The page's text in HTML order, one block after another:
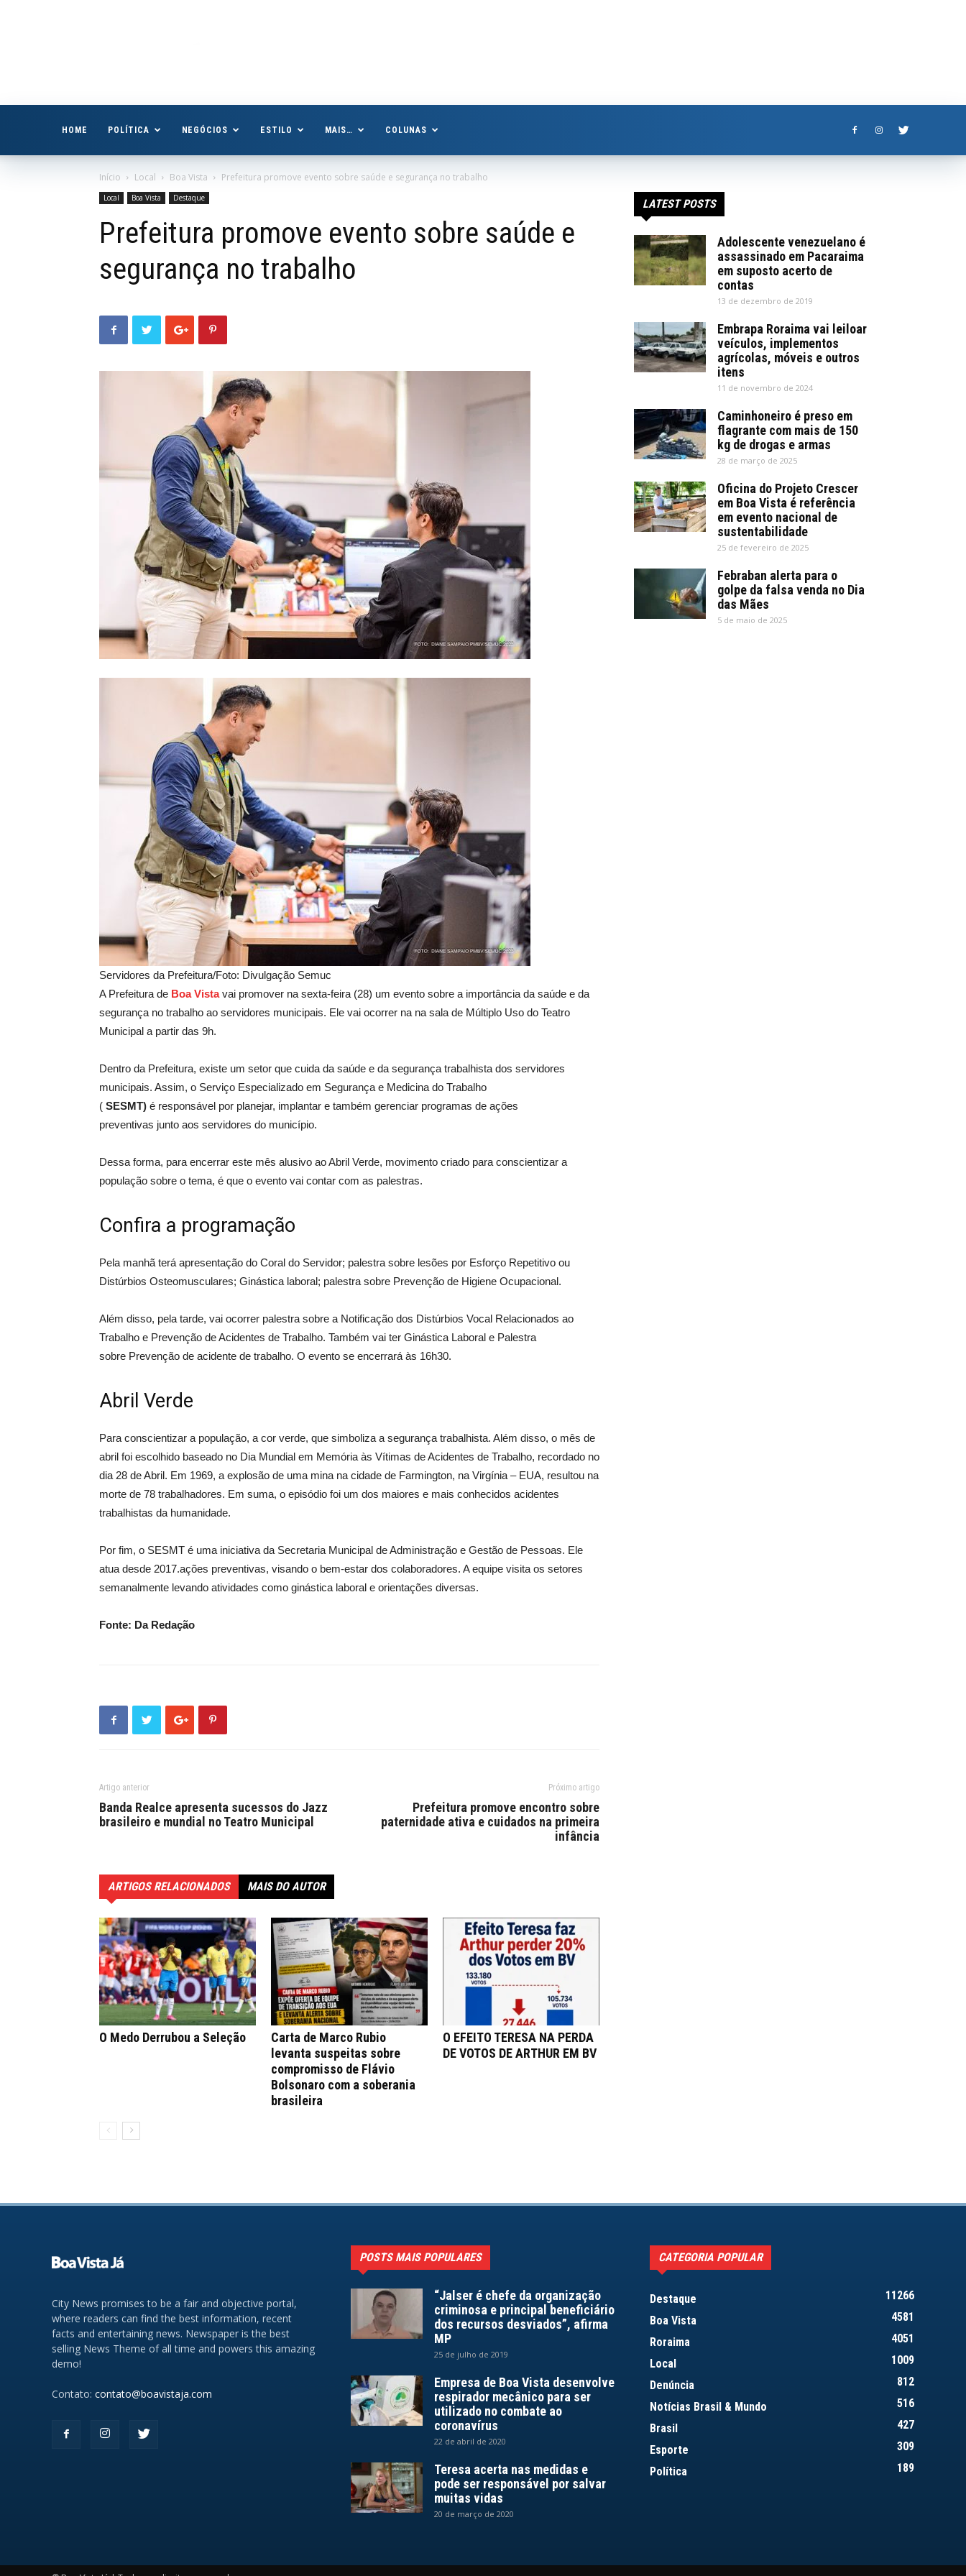
HOME POLÍTICA NEGÓCIOS ESTILO MAIS… COLUNAS
Início Local Boa Vista Prefeitura promove evento sobre saúde e segurança no trabalho
Local Boa Vista Destaque
Prefeitura promove evento sobre saúde e
segurança no trabalho
Servidores da Prefeitura/Foto: Divulgação Semuc
A Prefeitura de Boa Vistavai promover na sexta-feira (28) um evento sobre a importância da saúde e da
segurança no trabalho ao servidores municipais. Ele vai ocorrer na na sala de Múltiplo Uso do Teatro
Municipal a partir das 9h.
Dentro da Prefeitura, existe um setor que cuida da saúde e da segurança trabalhista dos servidores
municipais. Assim, o Serviço Especializado em Segurança e Medicina do Trabalho
( SESMT) é responsável por planejar, implantar e também gerenciar programas de ações
preventivas junto aos servidores do município.
Dessa forma, para encerrar este mês alusivo ao Abril Verde, movimento criado para conscientizar a
população sobre o tema, é que o evento vai contar com as palestras.
Confira a programação
Pela manhã terá apresentação do Coral do Servidor; palestra sobre lesões por Esforço Repetitivo ou
Distúrbios Osteomusculares; Ginástica laboral; palestra sobre Prevenção de Higiene Ocupacional.
Além disso, pela tarde, vai ocorrer palestra sobre a Notificação dos Distúrbios Vocal Relacionados ao
Trabalho e Prevenção de Acidentes de Trabalho. Também vai ter Ginástica Laboral e Palestra
sobre Prevenção de acidente de trabalho. O evento se encerrará às 16h30.
Abril Verde
Para conscientizar a população, a cor verde, que simboliza a segurança trabalhista. Além disso, o mês de
abril foi escolhido baseado no Dia Mundial em Memória às Vítimas de Acidentes de Trabalho, recordado no
dia 28 de Abril. Em 1969, a explosão de uma mina na cidade de Farmington, na Virgínia – EUA, resultou na
morte de 78 trabalhadores. Em suma, o episódio foi um dos maiores e mais conhecidos acidentes
trabalhistas da humanidade.
Por fim, o SESMT é uma iniciativa da Secretaria Municipal de Administração e Gestão de Pessoas. Ele
atua desde 2017.ações preventivas, visando o bem-estar dos colaboradores. A equipe visita os setores
semanalmente levando atividades como ginástica laboral e orientações diversas.
Fonte: Da Redação
Artigo anterior
Banda Realce apresenta sucessos do Jazz
brasileiro e mundial no Teatro Municipal
Próximo artigo
Prefeitura promove encontro sobre
paternidade ativa e cuidados na primeira
infância
ARTIGOS RELACIONADOS MAIS DO AUTOR
O Medo Derrubou a Seleção
Carta de Marco Rubio
levanta suspeitas sobre
compromisso de Flávio
Bolsonaro com a soberania
brasileira
O EFEITO TERESA NA PERDA
DE VOTOS DE ARTHUR EM BV
LATEST POSTS
Adolescente venezuelano é
assassinado em Pacaraima
em suposto acerto de
contas
13 de dezembro de 2019
Embrapa Roraima vai leiloar
veículos, implementos
agrícolas, móveis e outros
itens
11 de novembro de 2024
Caminhoneiro é preso em
flagrante com mais de 150
kg de drogas e armas
28 de março de 2025
Oficina do Projeto Crescer
em Boa Vista é referência
em evento nacional de
sustentabilidade
25 de fevereiro de 2025
Febraban alerta para o
golpe da falsa venda no Dia
das Mães
5 de maio de 2025
City News promises to be a fair and objective portal,
where readers can find the best information, recent
facts and entertaining news. Newspaper is the best
selling News Theme of all time and powers this amazing
demo!
Contato: contato@boavistaja.com
POSTS MAIS POPULARES
“Jalser é chefe da organização
criminosa e principal beneficiário
dos recursos desviados”, afirma
MP
25 de julho de 2019
Empresa de Boa Vista desenvolve
respirador mecânico para ser
utilizado no combate ao
coronavírus
22 de abril de 2020
Teresa acerta nas medidas e
pode ser responsável por salvar
muitas vidas
20 de março de 2020
CATEGORIA POPULAR
Destaque
11266
Boa Vista
4581
Roraima
4051
Local
1009
Denúncia
812
Notícias Brasil & Mundo
516
Brasil
427
Esporte
309
Política
189